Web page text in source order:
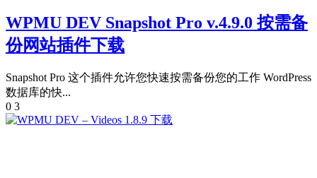
WPMU DEV Snapshot Pro v.4.9.0 按需备
份网站插件下载
Snapshot Pro 这个插件允许您快速按需备份您的工作 WordPress
数据库的快...
0 3